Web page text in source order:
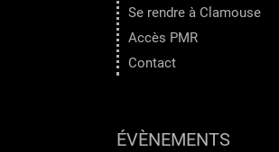
Se rendre à Clamouse
Accès PMR
Contact
ÉVÈNEMENTS